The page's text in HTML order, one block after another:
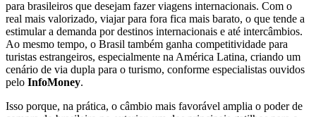
para brasileiros que desejam fazer viagens internacionais. Com o
real mais valorizado, viajar para fora fica mais barato, o que tende a
estimular a demanda por destinos internacionais e até intercâmbios.
Ao mesmo tempo, o Brasil também ganha competitividade para
turistas estrangeiros, especialmente na América Latina, criando um
cenário de via dupla para o turismo, conforme especialistas ouvidos
pelo InfoMoney.
Isso porque, na prática, o câmbio mais favorável amplia o poder de